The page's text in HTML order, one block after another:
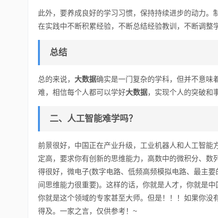
此外，要养成良好的学习习惯，保持持续进步的动力
在实践中不断积累经验，不断总结经验教训，不断调整
总结
总的来说， 大数据确实是一门复杂的学科，但并不意味
难，相信每个人都可以学好大数据，实现个人的突破和
二、人工智能难学吗？
前景很好，中国正在产业升级，工业机器人和人工智
定高，要求你有创新的思维能力，高数中的微积分、
得很好，微电子(数字电路、低频高频模拟电路、最主
间思维能力很重要)。这样的话，你就是人才，你就是
你就是这个领域的专家甚至大师。但是！！！如果你
得及。一家之言，仅供参考！~